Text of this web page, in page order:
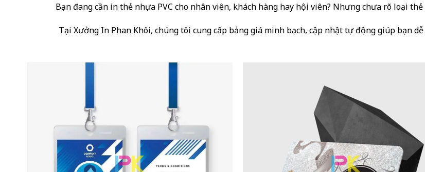
Bạn đang cần in thẻ nhựa PVC cho nhân viên, khách hàng hay hội viên? Nhưng chưa rõ loại
Tại Xưởng In Phan Khôi, chúng tôi cung cấp bảng giá minh bạch, cập nhật tự động giúp bạn